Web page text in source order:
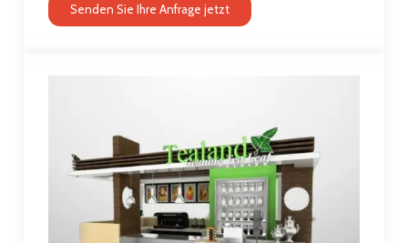
Senden Sie Ihre Anfrage jetzt